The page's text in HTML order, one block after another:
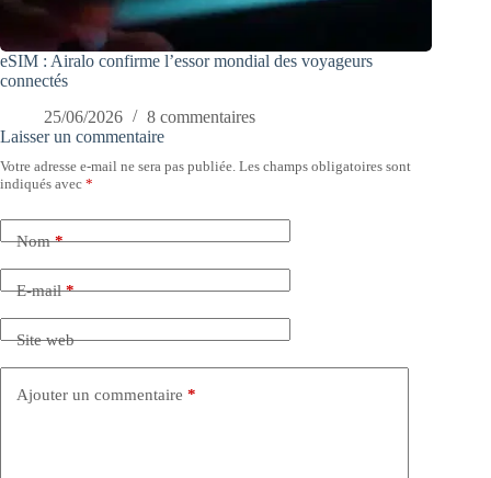
eSIM : Airalo confirme l’essor mondial des voyageurs
connectés
25/06/2026
8 commentaires
Laisser un commentaire
Votre adresse e-mail ne sera pas publiée. Les champs obligatoires sont
indiqués avec *
Nom*
E-mail*
Site web
Ajouter un commentaire *